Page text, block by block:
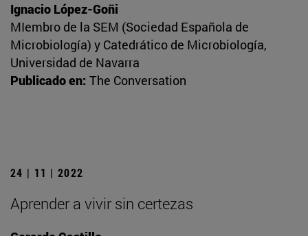
Ignacio López-Goñi
MIembro de la SEM (Sociedad Española de
Microbiología) y Catedrático de Microbiología,
Universidad de Navarra
Publicado en: The Conversation
24 | 11 | 2022
Aprender a vivir sin certezas